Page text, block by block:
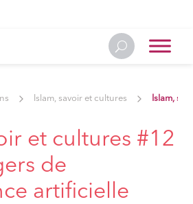
Islam, savoir et cultures Islam,
et cultures #12
de
artificielle